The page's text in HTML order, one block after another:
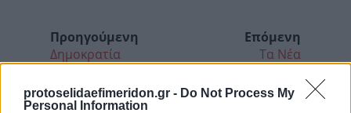
protoselidaefimeridon.gr - Do Not Process My
Personal Information
Προηγούμενη
Δημοκρατία
Επόμενη
Τα Νέα